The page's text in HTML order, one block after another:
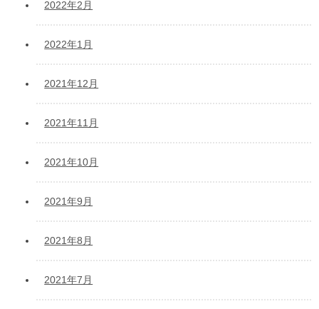
2022年2月
2022年1月
2021年12月
2021年11月
2021年10月
2021年9月
2021年8月
2021年7月